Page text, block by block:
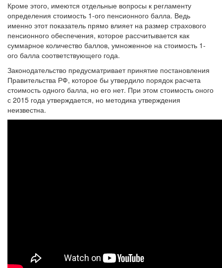
Кроме этого, имеются отдельные вопросы к регламенту
определения стоимость 1-ого пенсионного балла. Ведь
именно этот показатель прямо влияет на размер страхового
пенсионного обеспечения, которое рассчитывается как
суммарное количество баллов, умноженное на стоимость 1-
ого балла соответствующего года.
Законодательство предусматривает принятие постановления
Правительства РФ, которое бы утвердило порядок расчета
стоимость одного балла, но его нет. При этом стоимость оного
с 2015 года утверждается, но методика утверждения
неизвестна.